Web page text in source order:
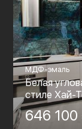
МДФ-эмаль
Белая
стиле Хай-
646 100